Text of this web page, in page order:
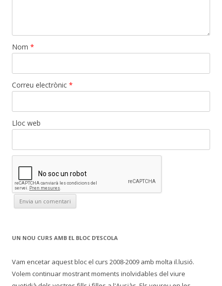
Nom *
Correu electrònic *
Lloc web
UN NOU CURS AMB EL BLOC D’ESCOLA
Vam encetar aquest bloc el curs 2008-2009 amb molta il.lusió.
Volem continuar mostrant moments inolvidables del viure